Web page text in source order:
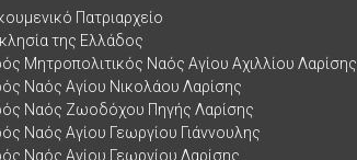
Πατριαρχείο
της Ελλάδος
Μητροπολιτικός Ναός Αγίου Αχιλλίου Λαρίσης
Ναός Αγίου Νικολάου Λαρίσης
Ναός Ζωοδόχου Πηγής Λαρίσης
Ναός Αγίου Γεωργίου Γιάννουλης
Ναός Αγίου Γεωργίου Λαρίσης